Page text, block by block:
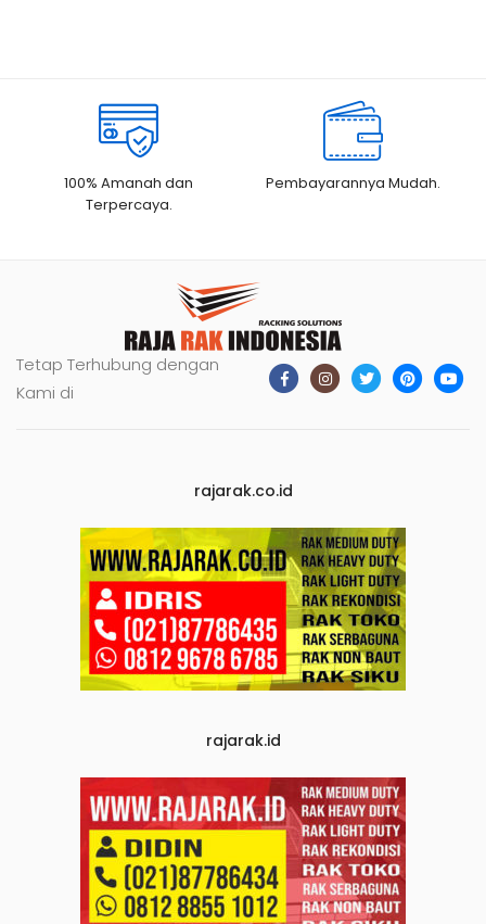
100% Amanah dan
Terpercaya.
Pembayarannya Mudah.
Tetap Terhubung dengan
Kami di
rajarak.co.id
rajarak.id